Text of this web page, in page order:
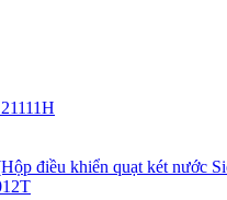
điều khiển quạt két nước